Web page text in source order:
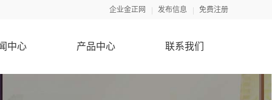
企业金正网 发布信息 免费注册
中心 产品中心 联系我们